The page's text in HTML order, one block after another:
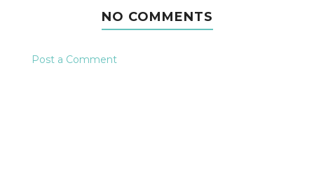
NO COMMENTS
Post a Comment